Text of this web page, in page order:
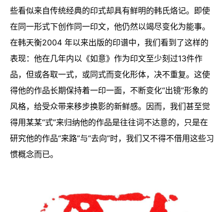
些看似来自传统经典的印式却具有鲜明的韩氏烙记。即使
在同一形式下创作同一印文，他仍然以竭尽变化为能事。
在韩天衡2004 年以来出版的印谱中，我们看到了这样的
表现：他在几年内以《如意》作为印文至少刻过13件作
品，但或各取一式，或同式而变化形体，决不重复。这使
得他的作品长期保持着一印一面，不断变化“出镜”形象的
风格，给受众带来移步换影的新鲜感。因而，我们甚至觉
得用某某“式”来归纳他的作品是往往词不达意的，只是在
研究他的作品“来路”与“去向”时，我们又不得不借用这些习
惯概念而已。